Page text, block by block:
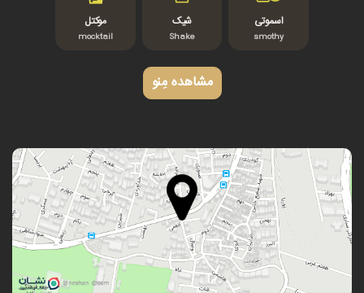
اسموتی
smothy
شیک
Shake
موکتل
mocktail
مشاهده مِنو